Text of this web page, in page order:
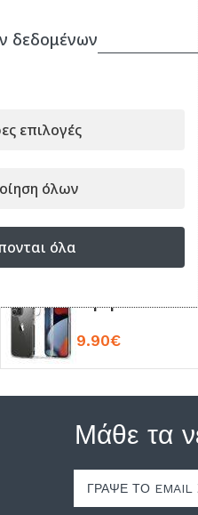
White MX532ZM/A
Είδατε πρόσφατα
Θήκη Back
9.90€
Μάθε τα
δεδομένων
επιλογές
όλων
όλα